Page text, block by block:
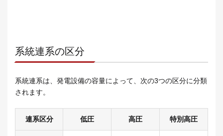
系統連系の区分
系統連系は、発電設備の容量によって、次の3つの区分に分類
されます。
連系区分 低圧 高圧 特別高圧